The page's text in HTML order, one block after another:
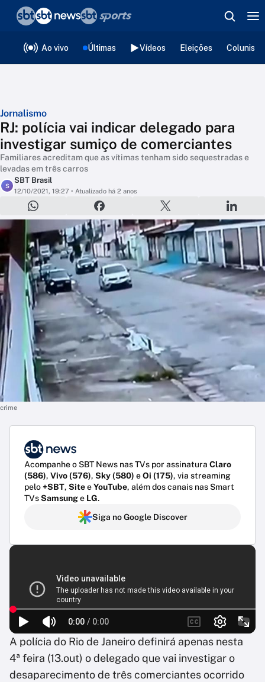
Ao vivo Últimas Vídeos Eleições
Jornalismo
RJ: polícia vai indicar delegado para
investigar sumiço de comerciantes
Familiares acreditam que as vítimas tenham sido sequestradas e
levadas em três carros
S
SBT Brasil
12/10/2021, 19:27 • Atualizado há 2 anos
crime
Acompanhe o SBT News nas TVs por assinatura Claro
(586), Vivo (576), Sky (580) eOi (175), via streaming
pelo+SBT, SiteeYouTube, além dos canais nas Smart
TVsSamsunge LG.
Siga no Google Discover
A polícia do Rio de Janeiro definirá apenas nesta
4ª feira (13.out) o delegado que vai investigar o
desaparecimento de três comerciantes ocorrido
❮voltar
Editorias